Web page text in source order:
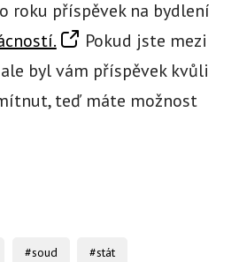
roku příspěvek na bydlení
Pokud jste mezi
byl vám příspěvek kvůli
teď máte možnost
#soud #stát